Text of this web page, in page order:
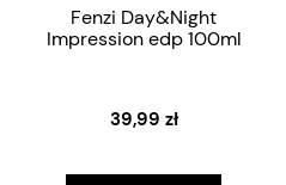
Fenzi Day&Night
Impression edp 100ml
39,99 zł